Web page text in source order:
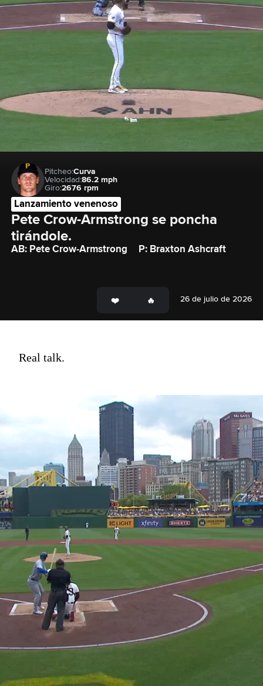
Pitcheo:Curva
Velocidad:86.2 mph
Giro:2676 rpm
Lanzamiento venenoso
Pete Crow-Armstrong se poncha
tirándole.
AB: Pete Crow-Armstrong P: Braxton Ashcraft
26 de julio de 2026
Real talk.